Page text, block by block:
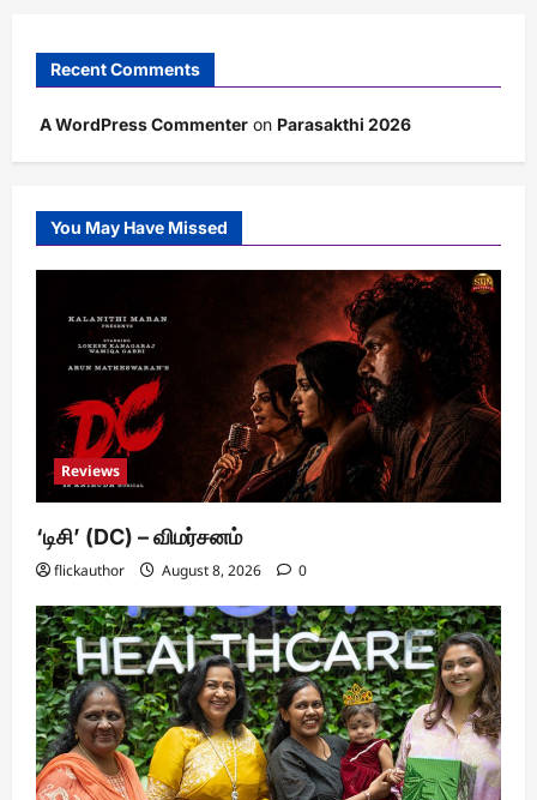
Recent Comments
A WordPress Commenter on Parasakthi 2026
You May Have Missed
Reviews
‘டிசி’ (DC) – விமர்சனம்
flickauthor August 8, 2026 0